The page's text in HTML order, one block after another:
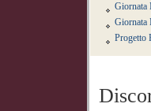
Giornata
Giornata
Progetto